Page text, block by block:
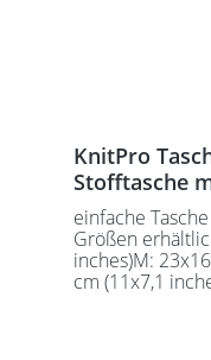
KnitPro
Stofftasche
einfache
Größen
inches)M:
cm (11x7,1